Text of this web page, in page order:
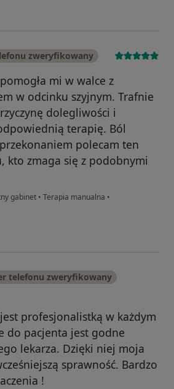
zweryfikowany
mi w walce z
w odcinku szyjnym. Trafnie
dolegliwości i
terapię. Ból
przekonaniem polecam ten
kto zmaga się z podobnymi
gabinet • Terapia manualna •
telefonu zweryfikowany
profesjonalistką w każdym
do pacjenta jest godne
lekarza. Dzięki niej moja
sprawność. Bardzo
!